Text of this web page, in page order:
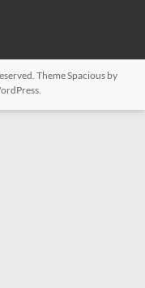
ThemeSpaciousby
.